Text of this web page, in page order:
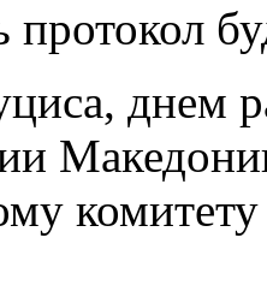
днем